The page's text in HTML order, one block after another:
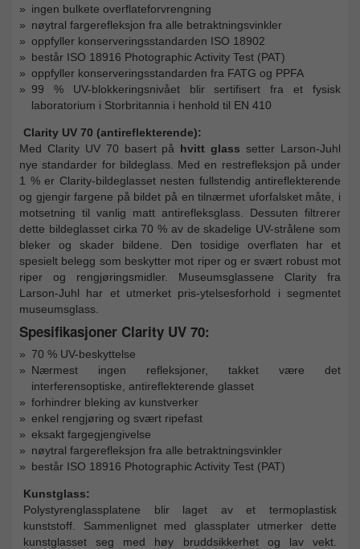
ingen bulkete overflateforvrengning
nøytral fargerefleksjon fra alle betraktningsvinkler
oppfyller konserveringsstandarden ISO 18902
består ISO 18916 Photographic Activity Test (PAT)
oppfyller konserveringsstandarden fra FATG og PPFA
99 % UV-blokkeringsnivået blir sertifisert fra et fysisk
laboratorium i Storbritannia i henhold til EN 410
Clarity UV 70 (antireflekterende):
Med Clarity UV 70 basert på hvitt glass setter Larson-Juhl
nye standarder for bildeglass. Med en restrefleksjon på under
1 % er Clarity-bildeglasset nesten fullstendig antireflekterende
og gjengir fargene på bildet på en tilnærmet uforfalsket måte, i
motsetning til vanlig matt antirefleksglass. Dessuten filtrerer
dette bildeglasset cirka 70 % av de skadelige UV-strålene som
bleker og skader bildene. Den tosidige overflaten har et
spesielt belegg som beskytter mot riper og er svært robust mot
riper og rengjøringsmidler. Museumsglassene Clarity fra
Larson-Juhl har et utmerket pris-ytelsesforhold i segmentet
museumsglass.
Spesifikasjoner Clarity UV 70:
70 % UV-beskyttelse
Nærmest ingen refleksjoner, takket være det
interferensoptiske, antireflekterende glasset
forhindrer bleking av kunstverker
enkel rengjøring og svært ripefast
eksakt fargegjengivelse
nøytral fargerefleksjon fra alle betraktningsvinkler
består ISO 18916 Photographic Activity Test (PAT)
Kunstglass:
Polystyrenglassplatene blir laget av et termoplastisk
kunststoff. Sammenlignet med glassplater utmerker dette
kunstglasset seg med høy bruddsikkerhet og lav vekt.